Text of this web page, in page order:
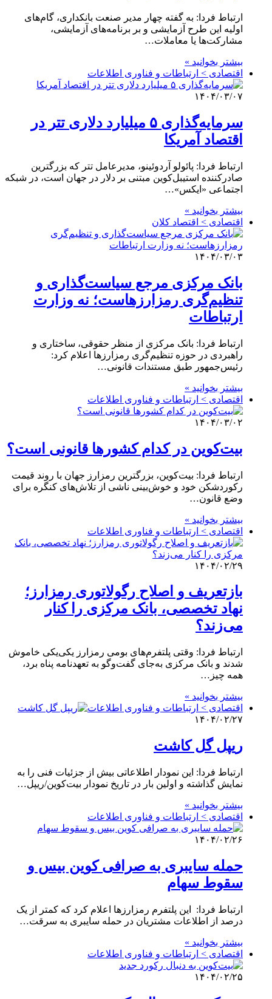
ارتباط فردا: به گفته چهار مدیر صنعت بانکداری، گام‌های
اولیه این طرح آزمایشی و بر برنامه‌های آزمایشی،
مشارکت‌ها یا معاملات…
بیشتر بخوانید »
اقتصادی > ارتباطات و فناوری اطلاعات
۱۴۰۴/۰۳/۰۷
سرمایه‌گذاری ۵ میلیارد دلاری تتر در
اقتصاد آمریکا
ارتباط فردا: پائولو آردوئینو، مدیرعامل تتر که بزرگترین
صادرکننده استیبل‌کوین مبتنی بر دلار در جهان است، در شبکه
اجتماعی «ایکس»…
بیشتر بخوانید »
اقتصادی > اقتصاد کلان
۱۴۰۴/۰۳/۰۳
بانک مرکزی مرجع سیاست‌گذاری و
تنظیم‌گری رمزارزهاست؛ نه وزارت
ارتباطات
ارتباط فردا: بانک مرکزی از منظر حقوقی، ساختاری و
راهبردی در حوزه تنظیم‌گری رمزارزها اعلام کرد:
رئیس‌جمهور طبق مستندات قانونی…
بیشتر بخوانید »
اقتصادی > ارتباطات و فناوری اطلاعات
۱۴۰۴/۰۳/۰۲
بیت‌کوین در کدام کشورها قانونی است؟
ارتباط فردا: بیت‌کوین، بزرگترین رمزارز جهان با روند قیمت
رکوردشکن خود و خوش‌بینی ناشی از تلاش‌های کنگره برای
وضع قانون…
بیشتر بخوانید »
اقتصادی > ارتباطات و فناوری اطلاعات
۱۴۰۴/۰۲/۲۹
بازتعریف و اصلاح رگولاتوری رمزارز؛
نهاد تخصصی، بانک مرکزی را کنار
می‌زند؟
ارتباط فردا: وقتی پلتفرم‌های بومی رمزارز یکی‌یکی خاموش
شدند و بانک مرکزی به‌جای گفت‌وگو به تعهدنامه پناه برد،
همه چیز…
بیشتر بخوانید »
اقتصادی > ارتباطات و فناوری اطلاعات
۱۴۰۴/۰۲/۲۷
ریپل گل کاشت
ارتباط فردا: این نمودار اطلاعاتی بیش از جزئیات فنی را به
نمایش گذاشته و اولین بار در تاریخ نمودار بیت‌کوین/ریپل…
بیشتر بخوانید »
اقتصادی > ارتباطات و فناوری اطلاعات
۱۴۰۴/۰۲/۲۶
حمله سایبری به صرافی کوین بیس و
سقوط سهام
ارتباط فردا: این پلتفرم رمزارزها اعلام کرد که کمتر از یک
درصد از اطلاعات مشتریان در حمله سایبری به سرقت…
بیشتر بخوانید »
اقتصادی > ارتباطات و فناوری اطلاعات
۱۴۰۴/۰۲/۲۵